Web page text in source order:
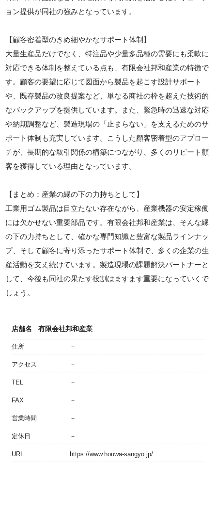
ョン提供が同社の強みとなっています。
【顧客密着型のきめ細やかなサポート体制】
大量生産品だけでなく、特注品や少量多品種の需要にも柔軟に
対応できる体制を整えている点も、有限会社邦和産業の特徴で
す。顧客の要望に応じて図面から製品を起こす設計サポート
や、既存製品の改良提案など、単なる商社の枠を超えた技術的
なバックアップを提供しています。また、緊急時の迅速な対応
や納期調整など、製造現場の「止まらない」を支えるためのサ
ポート体制も充実しています。こうした顧客密着型のアプロー
チが、長期的な取引関係の構築につながり、多くのリピート顧
客を獲得している理由となっています。
【まとめ：産業の縁の下の力持ちとして】
工業用ゴム製品は目立たない存在ながら、産業機器の安定稼働
には欠かせない重要部品です。有限会社邦和産業は、そんな縁
の下の力持ちとして、確かな専門知識と豊富な製品ラインナッ
プ、そして顧客に寄り添ったサポート体制で、多くの企業の生
産活動を支え続けています。製造現場の課題解決パートナーと
して、今後も同社の果たす役割はますます重要になっていくで
しょう。
店舗名 有限会社邦和産業
住所 －
アクセス －
TEL －
FAX －
営業時間 －
定休日 －
URL https://www.houwa-sangyo.jp/